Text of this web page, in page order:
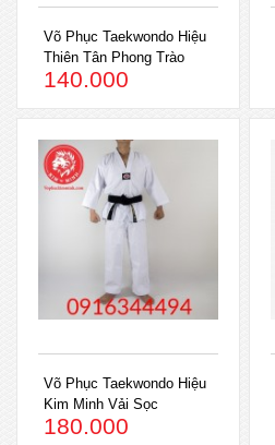
Võ Phục Taekwondo Hiệu
Thiên Tân Phong Trào
140.000
Võ Phục Taekwondo Hiệu
Kim Minh Vải Sọc
180.000